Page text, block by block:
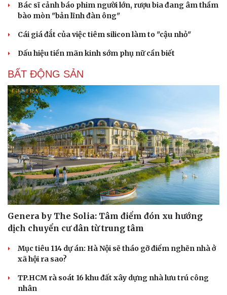
Bác sĩ cảnh báo phim người lớn, rượu bia đang âm thầm
bào mòn "bản lĩnh đàn ông"
Cái giá đắt của việc tiêm silicon làm to "cậu nhỏ"
Dấu hiệu tiền mãn kinh sớm phụ nữ cần biết
BẤT ĐỘNG SẢN
Genera by The Solia: Tâm điểm đón xu hướng
dịch chuyển cư dân từ trung tâm
Mục tiêu 114 dự án: Hà Nội sẽ tháo gỡ điểm nghẽn nhà ở
xã hội ra sao?
TP.HCM rà soát 16 khu đất xây dựng nhà lưu trú công
nhân